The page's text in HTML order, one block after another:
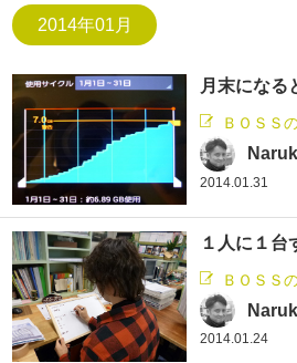
2014年01月
月末になる
ＢＯＳＳ
2014.01.31
１人に１台
ＢＯＳＳ
2014.01.24